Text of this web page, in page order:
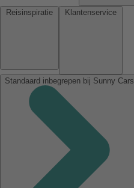
Standaard inbegrepen bij Sunny Cars